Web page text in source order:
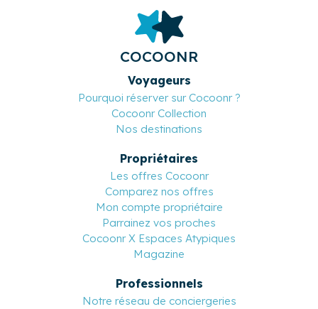
COCOONR
Voyageurs
Pourquoi réserver sur Cocoonr ?
Cocoonr Collection
Nos destinations
Propriétaires
Les offres Cocoonr
Comparez nos offres
Mon compte propriétaire
Parrainez vos proches
Cocoonr X Espaces Atypiques
Magazine
Professionnels
Notre réseau de conciergeries